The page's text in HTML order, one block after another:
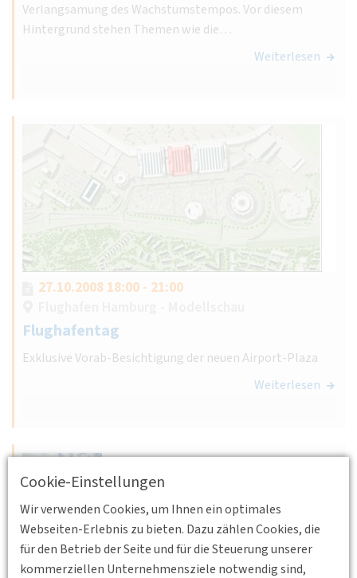
Cookie-Einstellungen
Wir verwenden Cookies, um Ihnen ein optimales
Webseiten-Erlebnis zu bieten. Dazu zählen Cookies, die
für den Betrieb der Seite und für die Steuerung unserer
kommerziellen Unternehmensziele notwendig sind,
Verlangsamung des Wachstumstempos. Vor diesem
Hintergrund stehen Themen wie die…
Weiterlesen
27.10.2008 18:00 - 21:00
Flughafentag
Exklusive Vorab-Besichtigung der neuen Airport-Plaza
Weiterlesen
08.07.2008 10:00 - 19:00
Abfahrt am ZOB, weitere Infos folgen
Sommerexkursion zur Erdölförderstation